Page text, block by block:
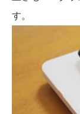
す。